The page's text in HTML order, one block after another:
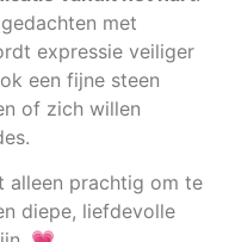
met
expressie veiliger
een fijne steen
of zich willen
alleen prachtig om te
diepe, liefdevolle
💗